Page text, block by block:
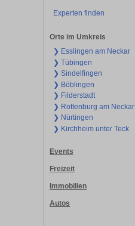
Experten finden
Orte im Umkreis
❯ Esslingen am Neckar
❯ Tübingen
❯ Sindelfingen
❯ Böblingen
❯ Filderstadt
❯ Rottenburg am Neckar
❯ Nürtingen
❯ Kirchheim unter Teck
Events
Freizeit
Immobilien
Autos